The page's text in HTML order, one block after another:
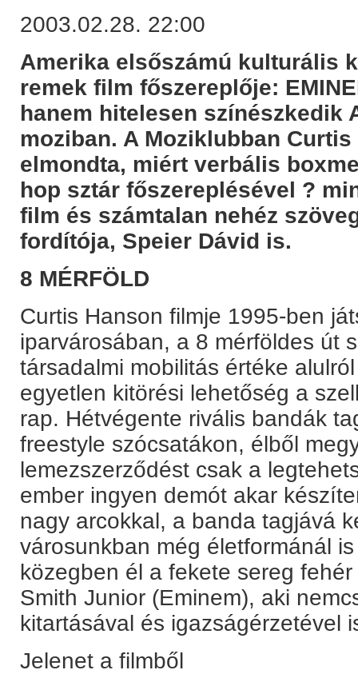
2003.02.28. 22:00
Amerika elsőszámú kulturális
remek film főszereplője:
hanem hitelesen színészkedik
moziban. A Moziklubban
elmondta, miért verbális
hop sztár főszereplésével ?
film és számtalan nehéz
fordítója, Speier Dávid is.
8 MÉRFÖLD
Curtis Hanson filmje 1995-ben
iparvárosában, a 8 mérföldes út
társadalmi mobilitás értéke
egyetlen kitörési lehetőség a
rap. Hétvégente rivális bandák
freestyle szócsatákon, élből
lemezszerződést csak a
ember ingyen demót akar
nagy arcokkal, a banda tagjává
városunkban még életformánál
közegben él a fekete sereg fehér
Smith Junior (Eminem), aki
kitartásával és igazságérzetével
Jelenet a filmből